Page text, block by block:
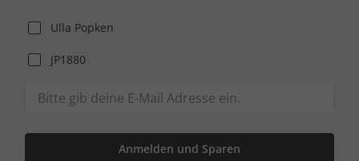
Ulla Popken
JP1880
Anmelden und Sparen